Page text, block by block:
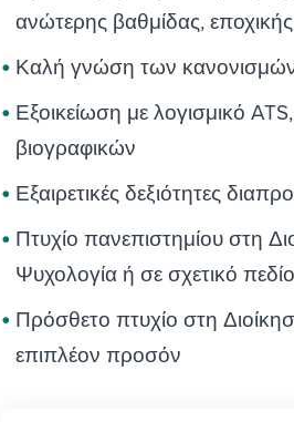
ανώτερης βαθμίδας,
Καλή γνώση των κανονισμών
Εξοικείωση με λογισμικό
βιογραφικών
Εξαιρετικές δεξιότητες
Πτυχίο πανεπιστημίου στη
Ψυχολογία ή σε σχετικό πεδίο
Πρόσθετο πτυχίο στη
επιπλέον προσόν